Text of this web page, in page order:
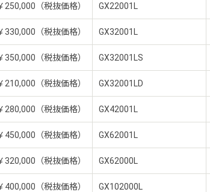
250,000（税抜価格） GX22001L
330,000（税抜価格） GX32001L
350,000（税抜価格） GX32001LS
210,000（税抜価格） GX32001LD
280,000（税抜価格） GX42001L
450,000（税抜価格） GX62001L
320,000（税抜価格） GX62000L
400,000（税抜価格） GX102000L